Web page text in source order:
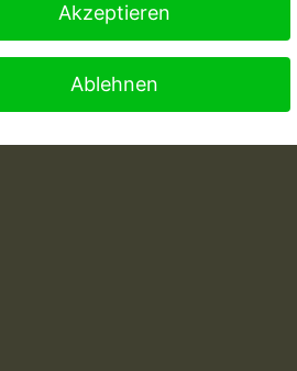
Akzeptieren
Ablehnen